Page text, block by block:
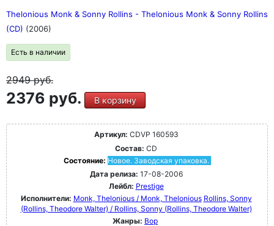
Thelonious Monk & Sonny Rollins - Thelonious Monk & Sonny Rollins
(CD) (2006)
Есть в наличии
2949руб.
2376 руб. В корзину
Артикул: CDVP 160593
Состав: CD
Состояние: Новое. Заводская упаковка.
Дата релиза: 17-08-2006
Лейбл: Prestige
Исполнители: Monk, Thelonious / Monk, Thelonious Rollins, Sonny
(Rollins, Theodore Walter) / Rollins, Sonny (Rollins, Theodore Walter)
Жанры: Bop